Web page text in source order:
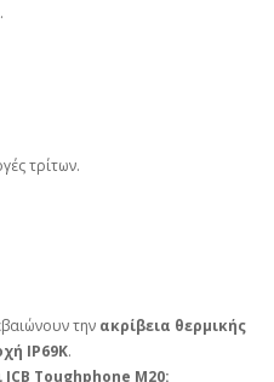
τρίτων.
την ακρίβεια θερμικής
IP69K.
Toughphone M20: